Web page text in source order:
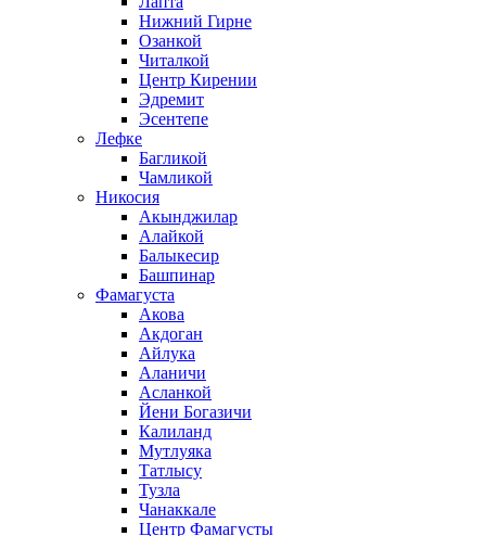
Нижний Гирне
Озанкой
Читалкой
Центр Кирении
Эдремит
Эсентепе
Лефке
Багликой
Чамликой
Никосия
Акынджилар
Алайкой
Балыкесир
Башпинар
Фамагуста
Акова
Акдоган
Айлука
Аланичи
Асланкой
Йени Богазичи
Калиланд
Мутлуяка
Татлысу
Тузла
Чанаккале
Центр Фамагусты